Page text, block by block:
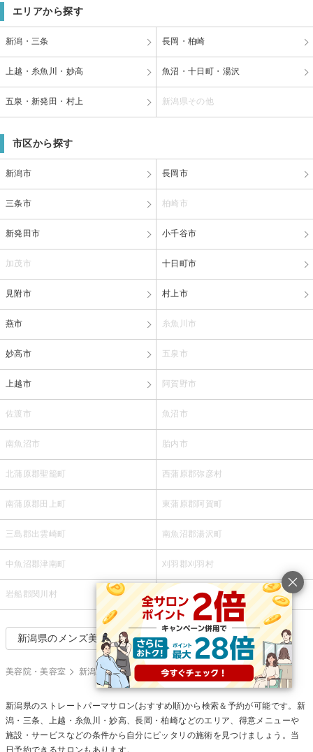
エリアから探す
新潟・三条 長岡・柏崎
上越・糸魚川・妙高 魚沼・十日町・湯沢
五泉・新発田・村上 新潟県その他
市区から探す
新潟市 長岡市
三条市 柏崎市
新発田市 小千谷市
加茂市 十日町市
見附市 村上市
燕市 糸魚川市
妙高市 五泉市
上越市 阿賀野市
佐渡市 魚沼市
南魚沼市 胎内市
北蒲原郡聖籠町 西蒲原郡弥彦村
南蒲原郡田上町 東蒲原郡阿賀町
三島郡出雲崎町 南魚沼郡湯沢町
中魚沼郡津南町 刈羽郡刈羽村
岩船郡関川村 岩船郡粟島浦村
新潟県のメンズ美容室で絞り込む
美容院・美容室 新潟県 ストレートパーマ
新潟県のストレートパーマサロン(おすすめ順)から検索＆予約が可能です。新
潟・三条、上越・糸魚川・妙高、長岡・柏崎などのエリア、得意メニューや
施設・サービスなどの条件から自分にピッタリの施術を見つけましょう。当
日予約できるサロンもあります。